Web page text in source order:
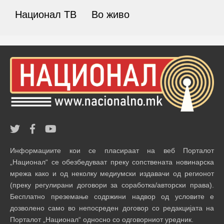
Национал ТВ Во живо
Информациите кои се пласираат на веб Порталот
„Национал“ се обезбедуваат преку сопствената новинарска
мрежа како и од неколку медиумски издавачи од регионот
(преку регулирани договори за соработка/авторски права).
Бесплатно преземање содржини надвор од условите е
дозволено само во непосреден договор со редакцијата на
Порталот „Национал“ односно со одговорниот уредник.